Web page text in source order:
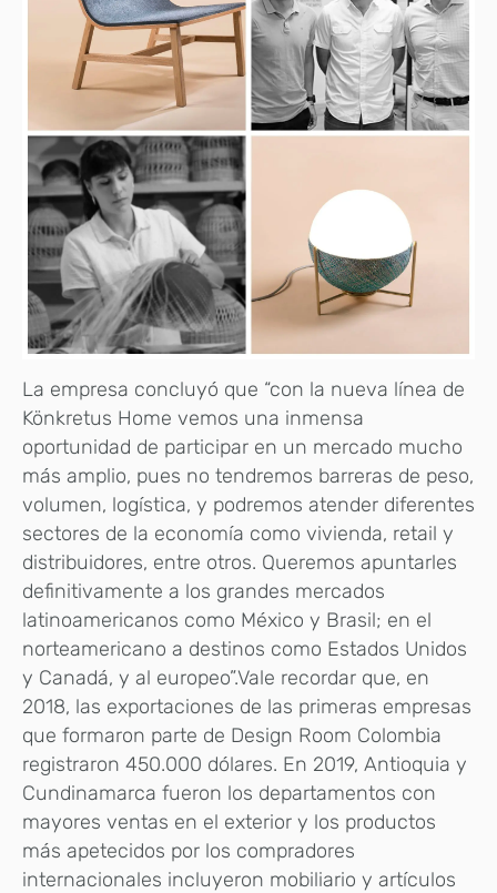
La empresa concluyó que “con la nueva línea de
Könkretus Home vemos una inmensa
oportunidad de participar en un mercado mucho
más amplio, pues no tendremos barreras de peso,
volumen, logística, y podremos atender diferentes
sectores de la economía como vivienda, retail y
distribuidores, entre otros. Queremos apuntarles
definitivamente a los grandes mercados
latinoamericanos como México y Brasil; en el
norteamericano a destinos como Estados Unidos
y Canadá, y al europeo”.Vale recordar que, en
2018, las exportaciones de las primeras empresas
que formaron parte de Design Room Colombia
registraron 450.000 dólares. En 2019, Antioquia y
Cundinamarca fueron los departamentos con
mayores ventas en el exterior y los productos
más apetecidos por los compradores
internacionales incluyeron mobiliario y artículos